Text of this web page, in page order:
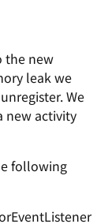
the new
leak we
We
new activity
following